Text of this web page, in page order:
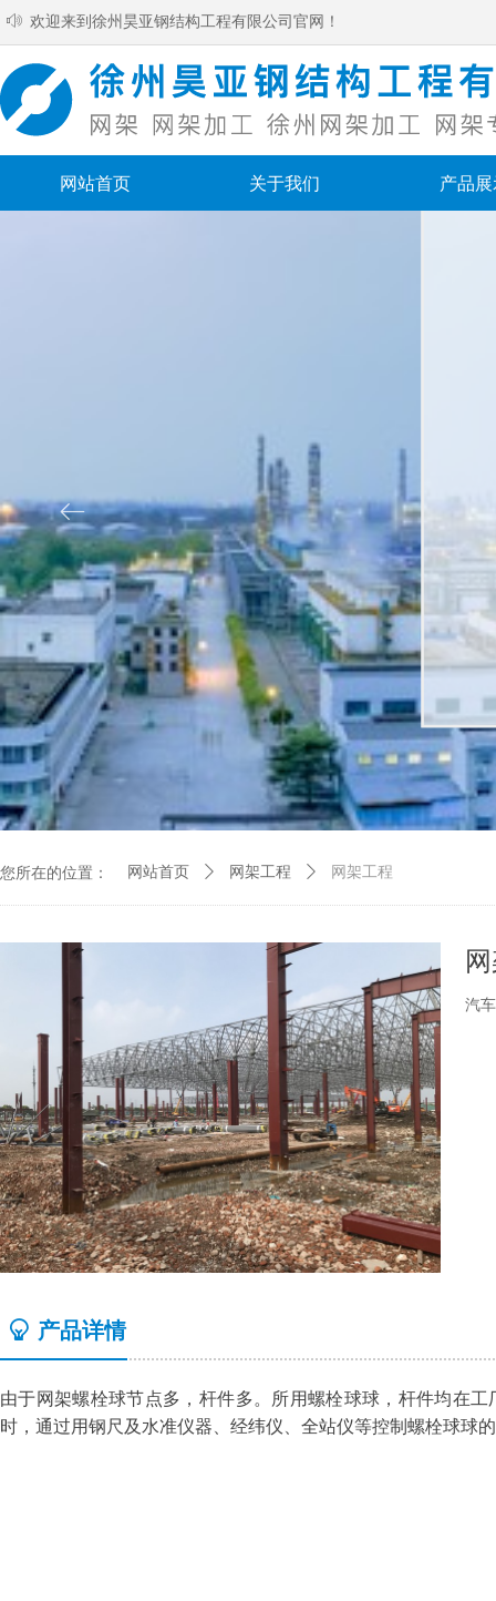
网站首页 关于我们 产品展
ꂗ 欢迎来到徐州昊亚钢结构工程有限公司官网！
ꂃ
汽
网站首页 ꄲ 网架工程 ꄲ 网架工程
您所在的位置：
ꁙ 产品详情
由于网架螺栓球节点多，杆件多。所用螺栓球球，杆件均在工
时，通过用钢尺及水准仪器、经纬仪、全站仪等控制 螺栓球球